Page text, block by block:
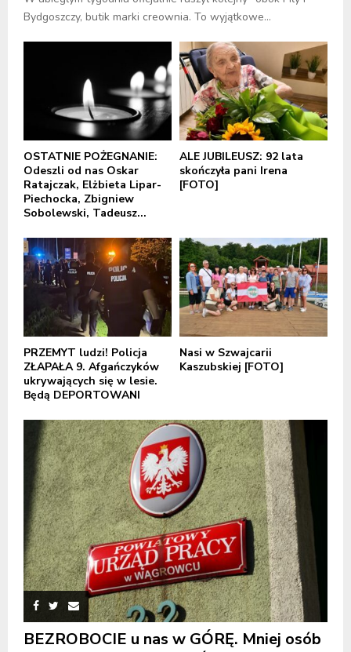
Bydgoszczy, butik marki creownia. To wyjątkowe...
OSTATNIE POŻEGNANIE:
Odeszli od nas Oskar
Ratajczak, Elżbieta Lipar-
Piechocka, Zbigniew
Sobolewski, Tadeusz...
ALE JUBILEUSZ: 92 lata
skończyła pani Irena
[FOTO]
PRZEMYT ludzi! Policja
ZŁAPAŁA 9. Afgańczyków
ukrywających się w lesie.
Będą DEPORTOWANI
Nasi w Szwajcarii
Kaszubskiej [FOTO]
BEZROBOCIE u nas w GÓRĘ. Mniej osób